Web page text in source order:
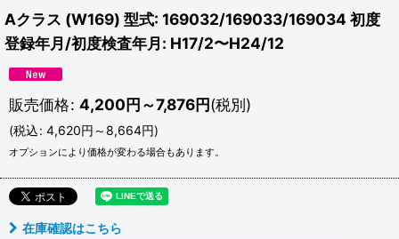
Aクラス (W169) 型式: 169032/169033/169034 初度
登録年月/初度検査年月: H17/2〜H24/12
販売価格: 4,200円～7,876円(税別)
(税込: 4,620円 ～8,664円)
オプションにより価格が変わる場合もあります。
在庫確認はこちら